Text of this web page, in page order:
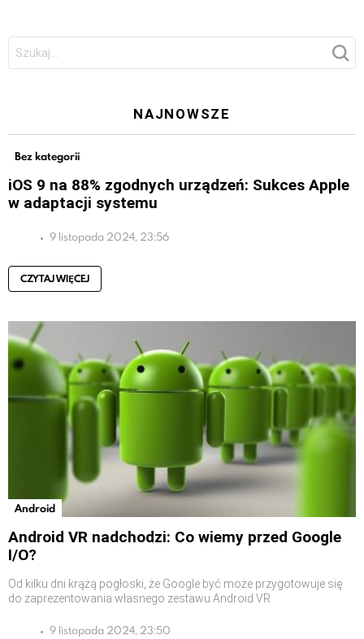
Szukaj:
NAJNOWSZE
Bez kategorii
iOS 9 na 88% zgodnych urządzeń: Sukces Apple
w adaptacji systemu
9 listopada 2024, 23:56
CZYTAJ WIĘCEJ
Android
Android VR nadchodzi: Co wiemy przed Google
I/O?
Od kilku dni krążą pogłoski, że Google być może przygotowuje się
do zaprezentowania własnego zestawu Android VR
9 listopada 2024, 23:50